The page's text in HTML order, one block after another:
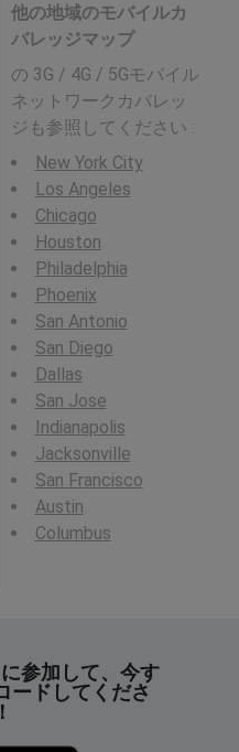
他の地域のモバイルカ
バレッジマップ
の 3G / 4G / 5Gモバイル
ネットワークカバレッ
ジも参照してください :
New York City
Los Angeles
Chicago
Houston
Philadelphia
Phoenix
San Antonio
San Diego
Dallas
San Jose
Indianapolis
Jacksonville
San Francisco
Austin
Columbus
参加して、今す
ードしてくださ